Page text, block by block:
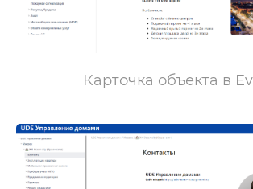
Карточка объекта в